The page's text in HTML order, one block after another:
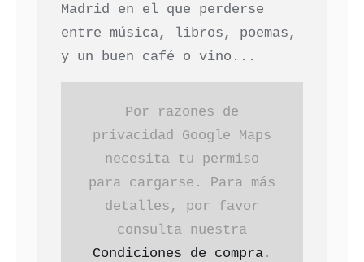
Madrid en el que perderse
entre música, libros, poemas,
y un buen café o vino...
Por razones de
privacidad Google Maps
necesita tu permiso
para cargarse. Para más
detalles, por favor
consulta nuestra
Condiciones de compra .